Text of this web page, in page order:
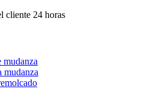
cliente 24 horas
mudanza
mudanza